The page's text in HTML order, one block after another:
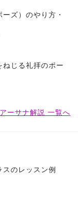
ズ）のやり方・
じる礼拝のポー
アーサナ解説 一覧へ
のレッスン例